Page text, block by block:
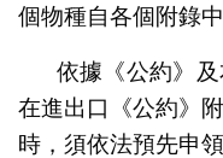
個物種自各個附錄中
依據《公約》
在進出口《公約》
時，須依法預先申